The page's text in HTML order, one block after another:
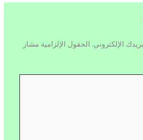
الإلكتروني. الحقول الإلزامية مشار